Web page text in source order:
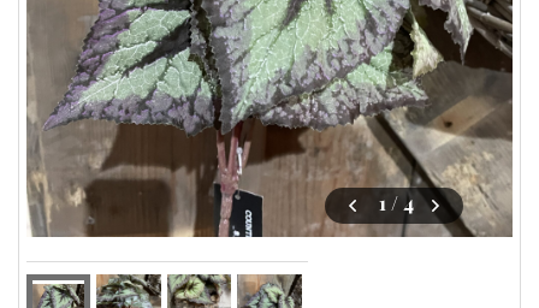
1 / 4